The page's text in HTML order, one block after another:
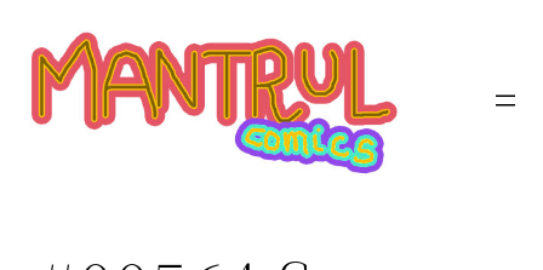
contenido